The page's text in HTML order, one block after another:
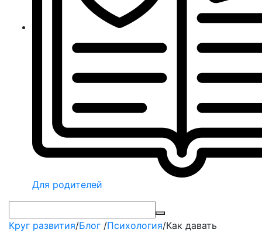
Для родителей
Круг развития/Блог /Психология/Как давать